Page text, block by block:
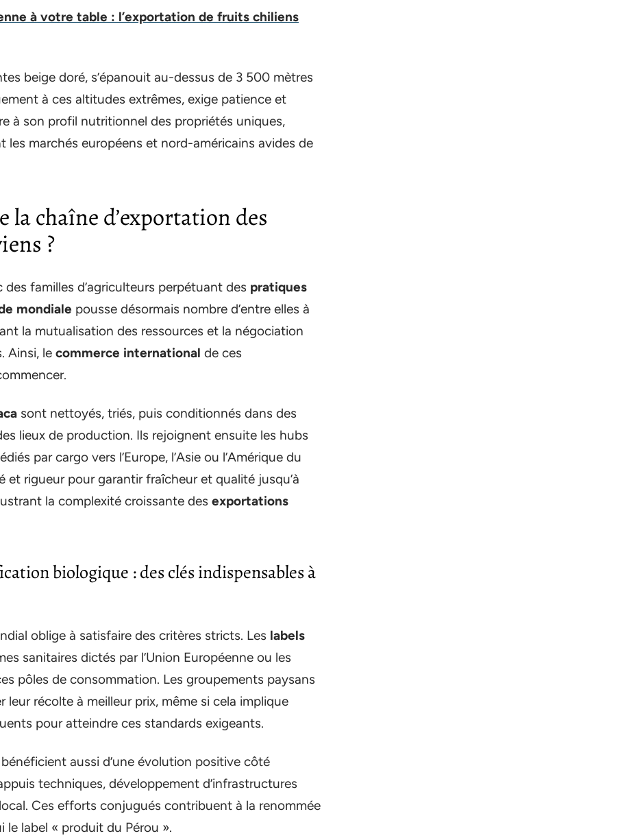
à votre table : l’exportation de fruits chiliens
beige doré, s’épanouit au-dessus de 3 500 mètres
à ces altitudes extrêmes, exige patience et
à son profil nutritionnel des propriétés uniques,
les marchés européens et nord-américains avides de
chaîne d’exportation des
?
familles d’agriculteurs perpétuant des pratiques
mondiale pousse désormais nombre d’entre elles à
la mutualisation des ressources et la négociation
Ainsi, le commerce international de ces
sont nettoyés, triés, puis conditionnés dans des
lieux de production. Ils rejoignent ensuite les hubs
par cargo vers l’Europe, l’Asie ou l’Amérique du
rigueur pour garantir fraîcheur et qualité jusqu’à
la complexité croissante des exportations
biologique : des clés indispensables à
oblige à satisfaire des critères stricts. Les labels
sanitaires dictés par l’Union Européenne ou les
pôles de consommation. Les groupements paysans
récolte à meilleur prix, même si cela implique
pour atteindre ces standards exigeants.
bénéficient aussi d’une évolution positive côté
techniques, développement d’infrastructures
Ces efforts conjugués contribuent à la renommée
label « produit du Pérou ».